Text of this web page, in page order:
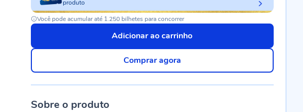
produto
Você pode acumular até 1.250 bilhetes para concorrer
Adicionar ao carrinho
Comprar agora
Sobre o produto